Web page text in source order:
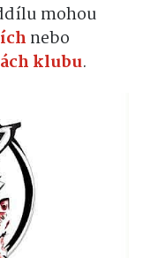
mohou
nebo
klubu.